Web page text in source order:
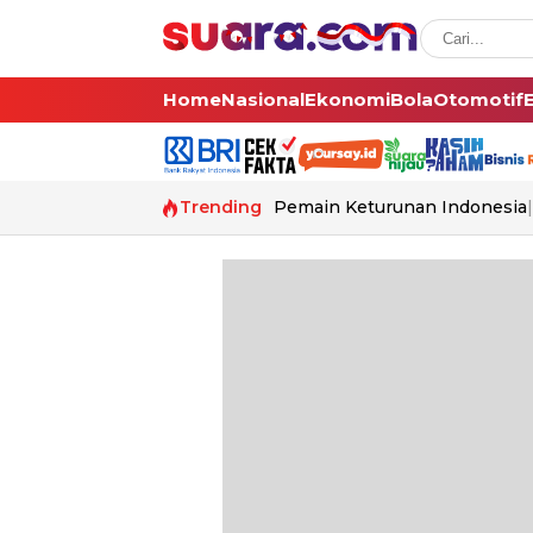
HomeNasionalEkonomiBolaOtomotif
Trending Pemain Keturunan Indonesia